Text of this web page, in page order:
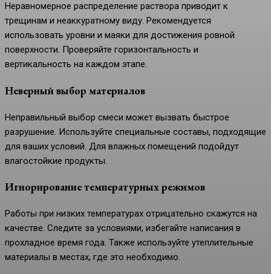
Неравномерное распределение раствора приводит к
трещинам и неаккуратному виду. Рекомендуется
использовать уровни и маяки для достижения ровной
поверхности. Проверяйте горизонтальность и
вертикальность на каждом этапе.
Неверный выбор материалов
Неправильный выбор смеси может вызвать быстрое
разрушение. Используйте специальные составы, подходящие
для ваших условий. Для влажных помещений подойдут
влагостойкие продукты.
Игнорирование температурных режимов
Работы при низких температурах отрицательно скажутся на
качестве. Следите за условиями, избегайте написания в
прохладное время года. Также используйте утеплительные
материалы в местах, где это необходимо.